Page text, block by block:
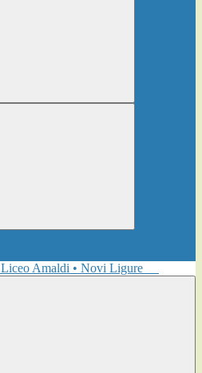
Liceo Amaldi • Novi Ligure